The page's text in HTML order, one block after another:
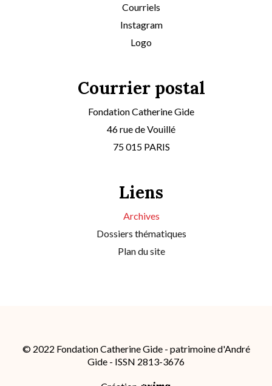
Courriels
Instagram
Logo
Courrier postal
Fondation Catherine Gide
46 rue de Vouillé
75 015 PARIS
Liens
Archives
Dossiers thématiques
Plan du site
© 2022 Fondation Catherine Gide - patrimoine d'André
Gide - ISSN 2813-3676